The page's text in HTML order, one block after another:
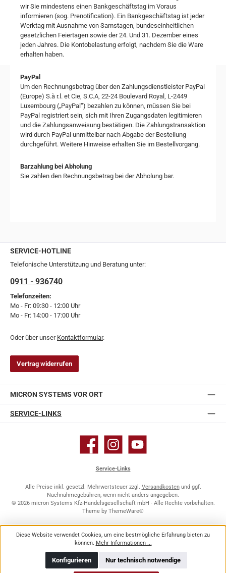
wir Sie mindestens einen Bankgeschäftstag im Voraus
informieren (sog. Prenotification). Ein Bankgeschäftstag ist jeder
Werktag mit Ausnahme von Samstagen, bundeseinheitlichen
gesetzlichen Feiertagen sowie der 24. Und 31. Dezember eines
jeden Jahres. Die Kontobelastung erfolgt, nachdem Sie die Ware
erhalten haben.
PayPal
Um den Rechnungsbetrag über den Zahlungsdienstleister PayPal
(Europe) S.à r.l. et Cie, S.C.A, 22-24 Boulevard Royal, L-2449
Luxembourg („PayPal“) bezahlen zu können, müssen Sie bei
PayPal registriert sein, sich mit Ihren Zugangsdaten legitimieren
und die Zahlungsanweisung bestätigen. Die Zahlungstransaktion
wird durch PayPal unmittelbar nach Abgabe der Bestellung
durchgeführt. Weitere Hinweise erhalten Sie im Bestellvorgang.
Barzahlung bei Abholung
Sie zahlen den Rechnungsbetrag bei der Abholung bar.
SERVICE-HOTLINE
Telefonische Unterstützung und Beratung unter:
0911 - 936740
Telefonzeiten:
Mo - Fr: 09:30 - 12:00 Uhr
Mo - Fr: 14:00 - 17:00 Uhr
Oder über unser Kontaktformular.
Vertrag widerrufen
MICRON SYSTEMS VOR ORT
SERVICE-LINKS
Facebook Instagram YouTube
Service-Links
Alle Preise inkl. gesetzl. Mehrwertsteuer zzgl. Versandkostenund ggf.
Nachnahmegebühren, wenn nicht anders angegeben.
© 2026 micron Systems Kfz-Handelsgesellschaft mbH - Alle Rechte vorbehalten.
Theme by ThemeWare®
Diese Website verwendet Cookies, um eine bestmögliche Erfahrung bieten zu
können. Mehr Informationen ...
Nur technisch notwendige
Konfigurieren